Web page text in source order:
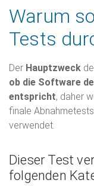
Warum
Tests
Der Hauptzweck
ob die Software
entspricht, daher
finale
verwendet.
Dieser Test
folgenden